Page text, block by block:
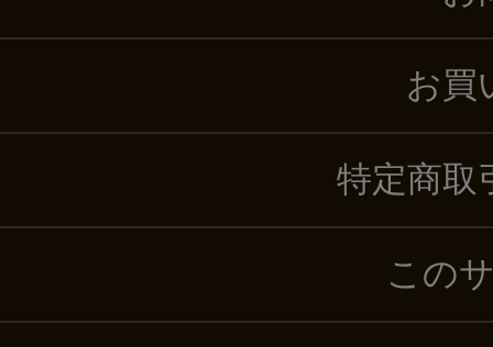
お買
特定商取
この